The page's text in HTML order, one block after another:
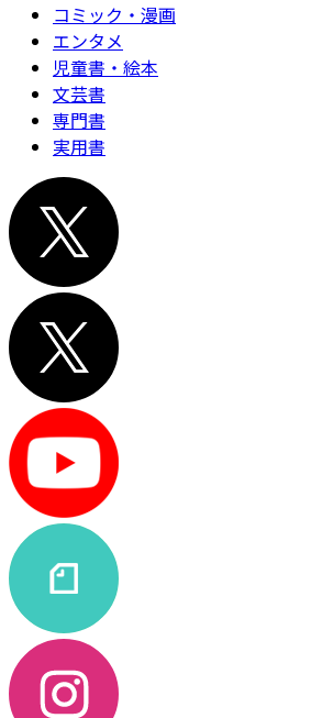
コミック・漫画
エンタメ
児童書・絵本
文芸書
専門書
実用書